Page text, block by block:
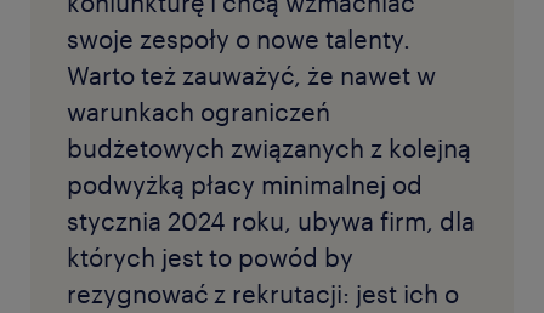
swoje zespoły o nowe talenty.
Warto też zauważyć, że nawet w
warunkach ograniczeń
budżetowych związanych z kolejną
podwyżką płacy minimalnej od
stycznia 2024 roku, ubywa firm, dla
których jest to powód by
rezygnować z rekrutacji: jest ich o